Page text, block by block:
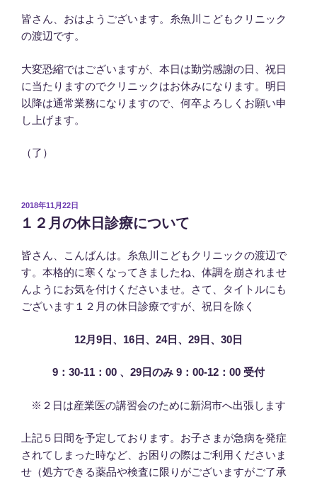
皆さん、おはようございます。糸魚川こどもクリニック
の渡辺です。
大変恐縮ではございますが、本日は勤労感謝の日、祝日
に当たりますのでクリニックはお休みになります。明日
以降は通常業務になりますので、何卒よろしくお願い申
し上げます。
（了）
投
稿
日:
2018年11月22日
１２月の休日診療について
皆さん、こんばんは。糸魚川こどもクリニックの渡辺で
す。本格的に寒くなってきましたね、体調を崩されませ
んようにお気を付けくださいませ。さて、タイトルにも
ございます１２月の休日診療ですが、祝日を除く
12月9日、16日、24日、29日、30日
9：30-11：00 、29日のみ 9：00-12：00 受付
※２日は産業医の講習会のために新潟市へ出張します
上記５日間を予定しております。お子さまが急病を発症
されてしまった時など、お困りの際はご利用くださいま
せ（処方できる薬品や検査に限りがございますがご了承